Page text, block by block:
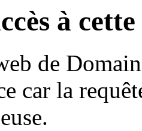
à
de
car la